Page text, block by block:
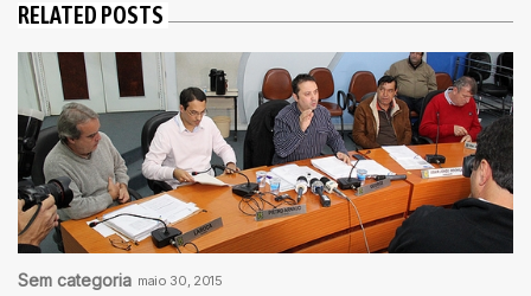
RELATED POSTS
Sem categoria maio 30, 2015